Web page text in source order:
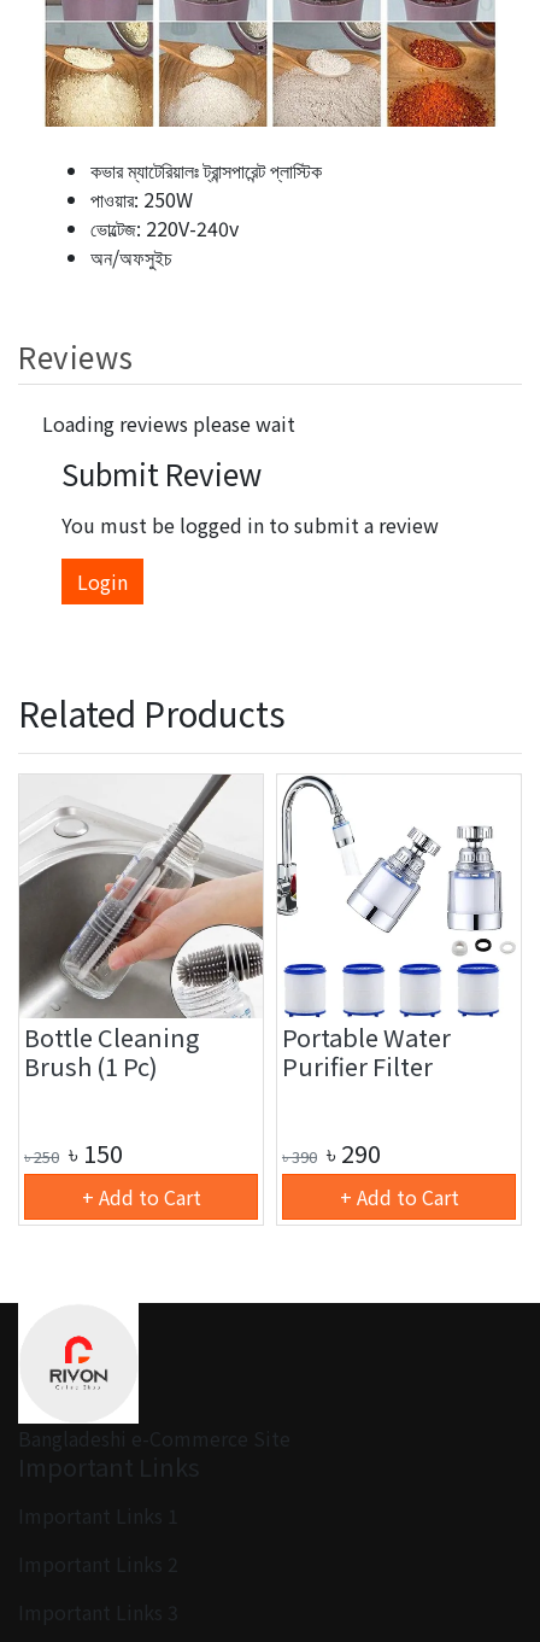
কভার ম্যাটেরিয়ালঃ ট্রান্সপারেন্ট প্লাস্টিক
পাওয়ার: 250W
ভোল্টেজ: 220V-240v
অন/অফসুইচ
Reviews
Loading reviews please wait
Submit Review
You must be logged in to submit a review
Login
Related Products
Bottle Cleaning
Brush (1 Pc)
৳250 ৳ 150
+ Add to Cart
Portable Water
Purifier Filter
৳390 ৳ 290
+ Add to Cart
Bangladeshi e-Commerce Site
Important Links
Important Links 1
Important Links 2
Important Links 3